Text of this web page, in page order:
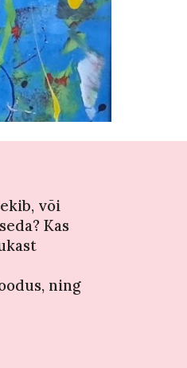
või
Kas
ning